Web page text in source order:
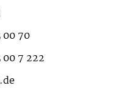
00 70
00 7 222